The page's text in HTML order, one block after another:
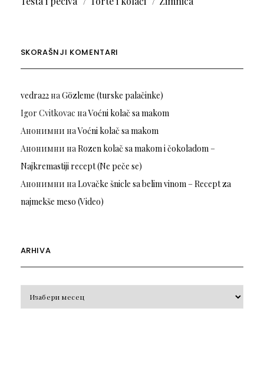
SKORAŠNJI KOMENTARI
vedra22на Gözleme (turske palačinke)
Igor Cvitkovac наVoćni kolač sa makom
Анонимни наVoćni kolač sa makom
Анонимни на Rozen kolač sa makom i čokoladom –
Najkremastiji recept (Ne peče se)
Анонимни на Lovačke šnicle sa belim vinom – Recept za
najmekše meso (Video)
ARHIVA